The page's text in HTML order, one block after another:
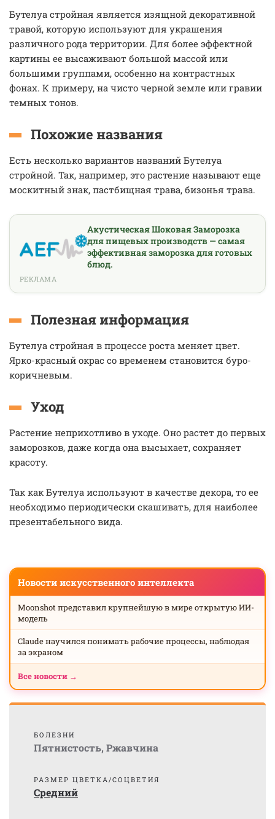
Бутелуа стройная является изящной декоративной
травой, которую используют для украшения
различного рода территории. Для более эффектной
картины ее высаживают большой массой или
большими группами, особенно на контрастных
фонах. К примеру, на чисто черной земле или гравии
темных тонов.
Похожие названия
Есть несколько вариантов названий Бутелуа
стройной. Так, например, это растение называют еще
москитный знак, пастбищная трава, бизонья трава.
Акустическая Шоковая Заморозка
для пищевых производств — самая
эффективная заморозка для готовых
блюд.
РЕКЛАМА
Полезная информация
Бутелуа стройная в процессе роста меняет цвет.
Ярко-красный окрас со временем становится буро-
коричневым.
Уход
Растение неприхотливо в уходе. Оно растет до первых
заморозков, даже когда она высыхает, сохраняет
красоту.
Так как Бутелуа используют в качестве декора, то ее
необходимо периодически скашивать, для наиболее
презентабельного вида.
Новости искусственного интеллекта
Moonshot представил крупнейшую в мире открытую ИИ-
модель
Claude научился понимать рабочие процессы, наблюдая
за экраном
Все новости →
БОЛЕЗНИ
Пятнистость, Ржавчина
РАЗМЕР ЦВЕТКА/СОЦВЕТИЯ
Средний